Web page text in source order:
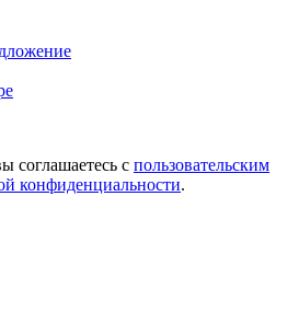
соглашаетесь с пользовательским
конфиденциальности.